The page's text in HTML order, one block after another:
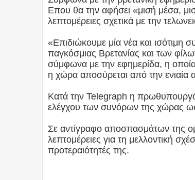
Eπου θα την αφήσει «μισή μέσα,
λεπτομέρειες σχετικά με την
«Επιδιώκουμε μία νέα και ισότιμη
παγκόσμιας Βρετανίας και των
σύμφωνα με την εφημερίδα, η
η χώρα αποσύρεται από την ενιαία
Κατά την Telegraph η
ελέγχου των συνόρων της χώρας ως
Σε αντίγραφο αποσπασμάτων της
λεπτομέρειες για τη μελλοντική
προτεραιότητές της.